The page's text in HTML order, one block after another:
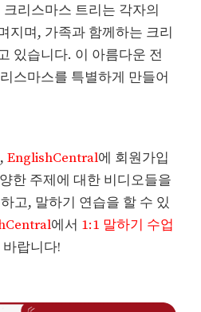
리스마스 트리는 각자의
지며, 가족과 함께하는 크리
있습니다. 이 아름다운 전
스마스를 특별하게 만들어
,EnglishCentral에 회원가입
한 주제에 대한 비디오들을
고, 말하기 연습을 할 수 있
에서 1:1 말하기 수업
랍니다!